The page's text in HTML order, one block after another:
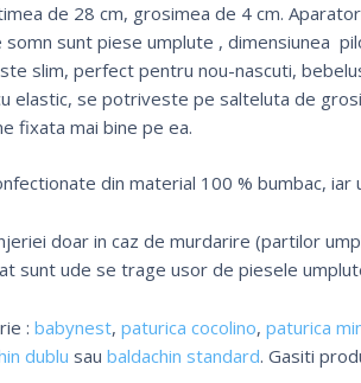
de 28 cm, grosimea de 4 cm.
somn sunt piese umplute , dimensiunea
slim, perfect pentru nou-nascuti,
elastic, se potriveste pe salteluta de
fixata mai bine pe ea.
din material 100 % bumbac,
doar in caz de murdarire (partilor
sunt ude se trage usor de piesele
: babynest, paturica cocolino, paturica
dublu sau baldachin standard. Gasiti